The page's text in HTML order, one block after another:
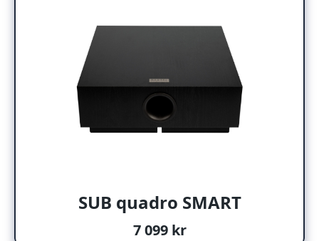
SUB quadro SMART
7 099 kr